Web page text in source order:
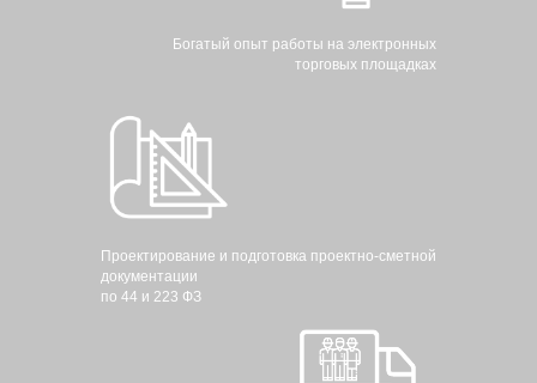
Богатый опыт работы на электронных
торговых площадках
Проектирование и подготовка проектно-сметной
документации
по 44 и 223 ФЗ